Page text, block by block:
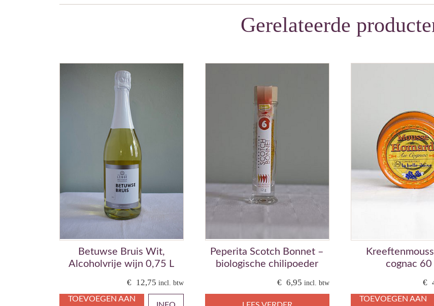
Gerelateerde
Betuwse Bruis Wit,
Alcoholvrije wijn 0,75 L
€ 12,75 incl. btw
TOEVOEGEN AAN
Peperita Scotch Bonnet –
biologische chilipoeder
€ 6,95 incl. btw
cognac 60
€
TOEVOEGEN AAN